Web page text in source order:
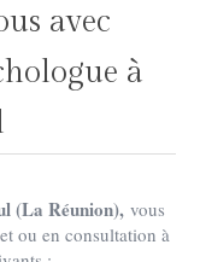
avec
à
(La Réunion), vous
ou en consultation à